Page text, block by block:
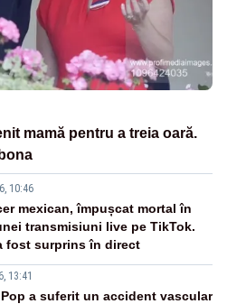
mamă pentru a treia oară.
10:46
mexican, împușcat mortal în
transmisiuni live pe TikTok.
fost surprins în direct
13:41
a suferit un accident vascular